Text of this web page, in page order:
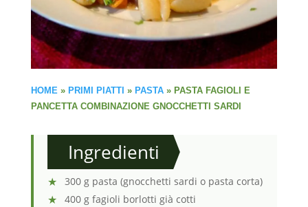
HOME » PRIMI PIATTI » PASTA» PASTA FAGIOLI E
PANCETTA COMBINAZIONE GNOCCHETTI SARDI
Ingredienti
300 g pasta (gnocchetti sardi o pasta corta)
400 g fagioli borlotti già cotti